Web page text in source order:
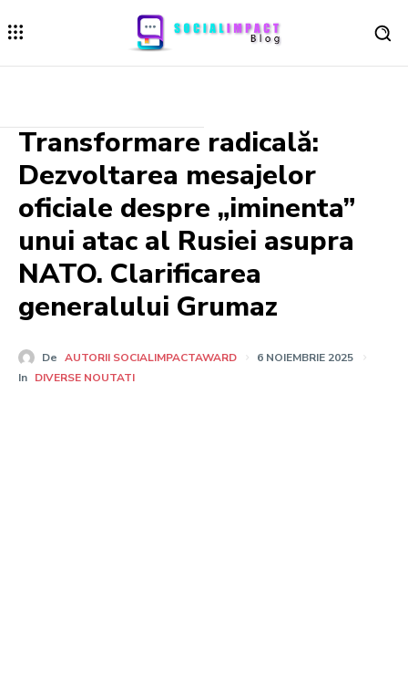
Transformare radicală:
Dezvoltarea mesajelor
oficiale despre „iminenta”
unui atac al Rusiei asupra
NATO. Clarificarea
generalului Grumaz
De AUTORII SOCIALIMPACTAWARD
6 NOIEMBRIE 2025
In DIVERSE NOUTATI